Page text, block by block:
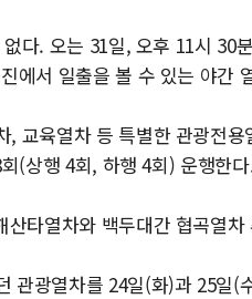
다. 오는 31일, 오후 11시 30
에서 일출을 볼 수 있는 야간
, 교육열차 등 특별한 관광전
(상행 4회, 하행 4회) 운행한
타열차와 백두대간 협곡열
관광열차를 24일(화)과 25일